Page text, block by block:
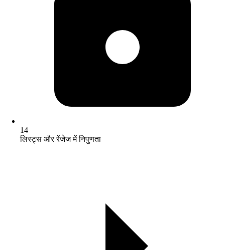
14
लिस्ट्स और रेंजेज में निपुणता